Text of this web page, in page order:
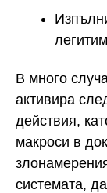
В много
активира
действия,
макроси в
системата,